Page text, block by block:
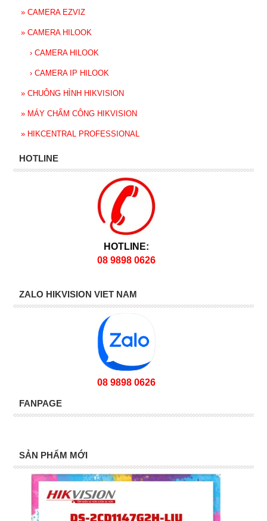
» CAMERA EZVIZ
» CAMERA HILOOK
› CAMERA HILOOK
› CAMERA IP HILOOK
» CHUÔNG HÌNH HIKVISION
» MÁY CHẤM CÔNG HIKVISION
» HIKCENTRAL PROFESSIONAL
HOTLINE
HOTLINE:
08 9898 0626
ZALO HIKVISION VIET NAM
08 9898 0626
FANPAGE
SẢN PHẨM MỚI